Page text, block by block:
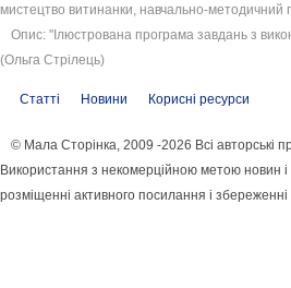
мистецтво витинанки, навчально-методичний
Опис: "Ілюстрована програма завдань з
(Ольга Стрілець)
Статті Новини Корисні ресурси
© Мала Сторінка, 2009 -2026 Всі авторські
Використання з некомерційною метою новин
розміщенні активного посилання і збереженні